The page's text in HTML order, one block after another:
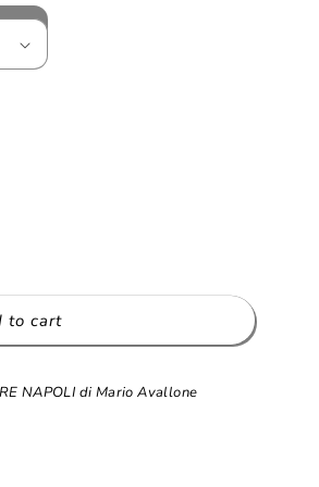
to cart
NAPOLI di Mario Avallone